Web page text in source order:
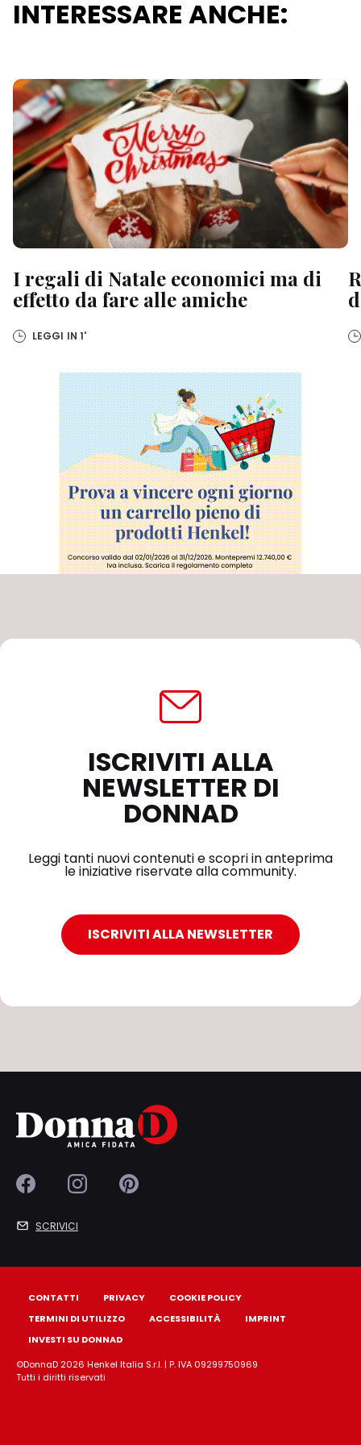
INTERESSARE ANCHE:
I regali di Natale economici ma di
effetto da fare alle amiche
LEGGI IN 1'
ISCRIVITI ALLA
NEWSLETTER DI
DONNAD
Leggi tanti nuovi contenuti e scopri in anteprima
le iniziative riservate alla community.
ISCRIVITI ALLA NEWSLETTER
SCRIVICI
CONTATTI PRIVACY
COOKIE POLICY
TERMINI DI UTILIZZO
ACCESSIBILITÀ
IMPRINT
INVESTI SU DONNAD
©DonnaD 2026 Henkel Italia S.r.l. | P. IVA 09299750969
Tutti i diritti riservati